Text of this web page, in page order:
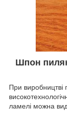
Шпон
При виробництві
ламелі можна